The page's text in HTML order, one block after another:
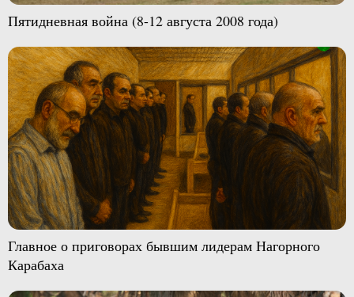
Пятидневная война (8-12 августа 2008 года)
Главное о приговорах бывшим лидерам Нагорного
Карабаха